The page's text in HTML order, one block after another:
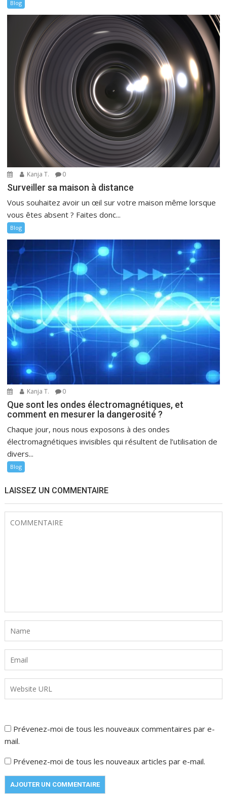
Blog
Kanja T. 0
Surveiller sa maison à distance
Vous souhaitez avoir un œil sur votre maison même lorsque
vous êtes absent ? Faites donc...
Blog
Kanja T. 0
Que sont les ondes électromagnétiques, et
comment en mesurer la dangerosité ?
Chaque jour, nous nous exposons à des ondes
électromagnétiques invisibles qui résultent de l’utilisation de
divers...
Blog
LAISSEZ UN COMMENTAIRE
Prévenez-moi de tous les nouveaux commentaires par e-
mail.
Prévenez-moi de tous les nouveaux articles par e-mail.